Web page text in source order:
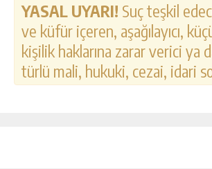
YASAL UYARI! Suç teşkil
ve küfür içeren, aşağılayıcı,
kişilik haklarına zarar verici
türlü mali, hukuki, cezai, idari